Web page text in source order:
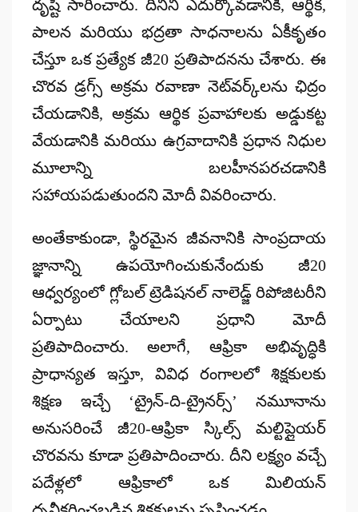
దృష్టి సారించారు. దీనిని ఎదుర్కోవడానికి, ఆర్థిక,
పాలన మరియు భద్రతా సాధనాలను ఏకీకృతం
చేస్తూ ఒక ప్రత్యేక జీ20 ప్రతిపాదననుచేశారు. ఈ
చొరవ డ్రగ్స్ అక్రమ రవాణా నెట్‌వర్క్‌లను ఛిద్రం
చేయడానికి, అక్రమ ఆర్థిక ప్రవాహాలకు అడ్డుకట్ట
వేయడానికి మరియు ఉగ్రవాదానికి ప్రధాన నిధుల
మూలాన్ని బలహీనపరచడానికి
సహాయపడుతుందని మోదీ వివరించారు.
అంతేకాకుండా, స్థిరమైన జీవనానికి సాంప్రదాయ
జ్ఞానాన్ని ఉపయోగించుకునేందుకు జీ20
ఆధ్వర్యంలో గ్లోబల్ ట్రెడిషనల్ నాలెడ్జ్ రిపోజిటరీని
ఏర్పాటు చేయాలని ప్రధాని మోదీ
ప్రతిపాదించారు. అలాగే, ఆఫ్రికా అభివృద్ధికి
ప్రాధాన్యత ఇస్తూ, వివిధ రంగాలలో శిక్షకులకు
శిక్షణ ఇచ్చే ‘ట్రైన్-ది-ట్రైనర్స్’ నమూనాను
అనుసరించే జీ20-ఆఫ్రికా స్కిల్స్ మల్టిప్లైయర్
చొరవను కూడా ప్రతిపాదించారు. దీని లక్ష్యం వచ్చే
పదేళ్లలో ఆఫ్రికాలో ఒక మిలియన్